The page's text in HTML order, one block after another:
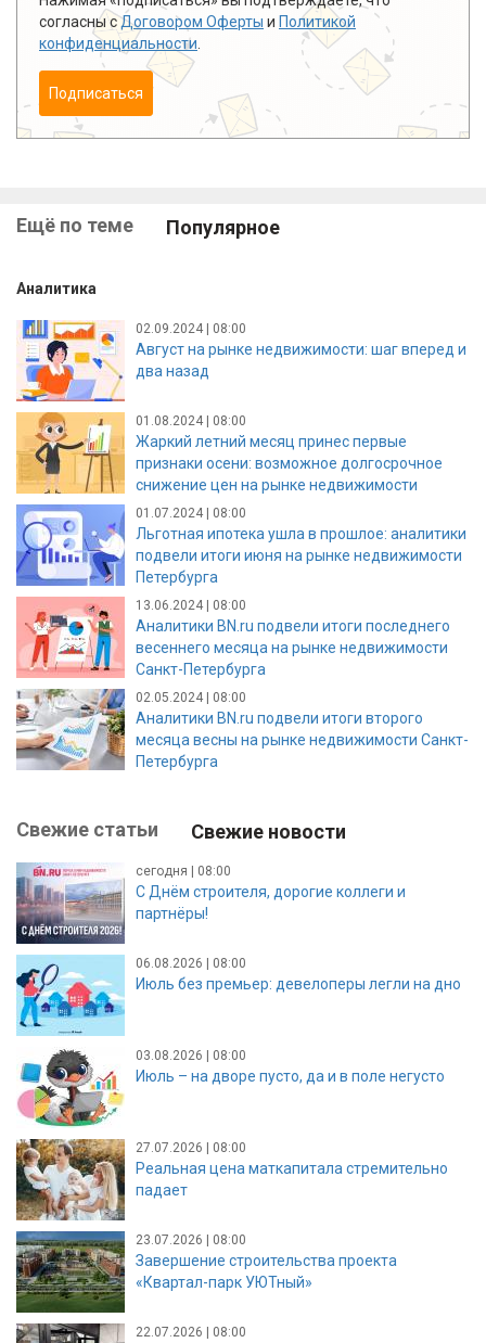
согласны сДоговором Оферты и Политикой
конфиденциальности
Подписаться
Ещё по теме Популярное
Аналитика
02.09.2024 | 08:00
Август на рынке недвижимости: шаг вперед и
два назад
01.08.2024 | 08:00
Жаркий летний месяц принес первые
признаки осени: возможное долгосрочное
снижение цен на рынке недвижимости
01.07.2024 | 08:00
Льготная ипотека ушла в прошлое: аналитики
подвели итоги июня на рынке недвижимости
Петербурга
13.06.2024 | 08:00
Аналитики BN.ru подвели итоги последнего
весеннего месяца на рынке недвижимости
Санкт-Петербурга
02.05.2024 | 08:00
Аналитики BN.ru подвели итоги второго
месяца весны на рынке недвижимости Санкт-
Петербурга
Свежие статьи Свежие новости
сегодня | 08:00
С Днём строителя, дорогие коллеги и
партнёры!
06.08.2026 | 08:00
Июль без премьер: девелоперы легли на дно
03.08.2026 | 08:00
Июль – на дворе пусто, да и в поле негусто
27.07.2026 | 08:00
Реальная цена маткапитала стремительно
падает
23.07.2026 | 08:00
Завершение строительства проекта
«Квартал-парк УЮТный»
22.07.2026 | 08:00